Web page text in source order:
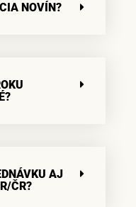
NOVÍN?
AJ
ČR?